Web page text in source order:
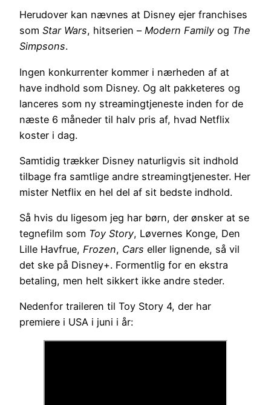
Herudover kan nævnes at Disney ejer franchises
som Star Wars, hitserien – Modern Family og The
Simpsons.
Ingen konkurrenter kommer i nærheden af at
have indhold som Disney. Og alt pakketeres og
lanceres som ny streamingtjeneste inden for de
næste 6 måneder til halv pris af, hvad Netflix
koster i dag.
Samtidig trækker Disney naturligvis sit indhold
tilbage fra samtlige andre streamingtjenester. Her
mister Netflix en hel del af sit bedste indhold.
Så hvis du ligesom jeg har børn, der ønsker at se
tegnefilm som Toy Story, Løvernes Konge, Den
Lille Havfrue, Frozen, Cars eller lignende, så vil
det ske på Disney+. Formentlig for en ekstra
betaling, men helt sikkert ikke andre steder.
Nedenfor traileren til Toy Story 4, der har
premiere i USA i juni i år: